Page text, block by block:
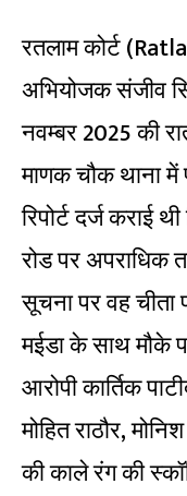
रतलाम कोर्ट
अभियोजक संजीव
नवम्बर 2025 की
माणक चौक थाना
रिपोर्ट दर्ज कराई
रोड पर अपराधिक
सूचना पर वह चीता
मईडा के साथ मौके
आरोपी कार्तिक
मोहित राठौर,
की काले रंग की